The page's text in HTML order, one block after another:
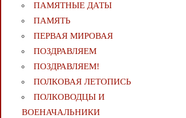
ПАМЯТНЫЕ ДАТЫ
ПАМЯТЬ
ПЕРВАЯ МИРОВАЯ
ПОЗДРАВЛЯЕМ
ПОЗДРАВЛЯЕМ!
ПОЛКОВАЯ ЛЕТОПИСЬ
ПОЛКОВОДЦЫ И
ВОЕНАЧАЛЬНИКИ